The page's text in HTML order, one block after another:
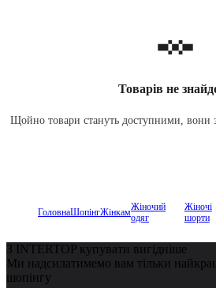
Товарів не
Щойно товари стануть доступними, вони
ГоловнаШопінгЖінкамЖіночий
одяг
Жіночі
шорти
З INTERTOP купувати вигідніше
Ми надсилатимемо вам тільки
шопінгу